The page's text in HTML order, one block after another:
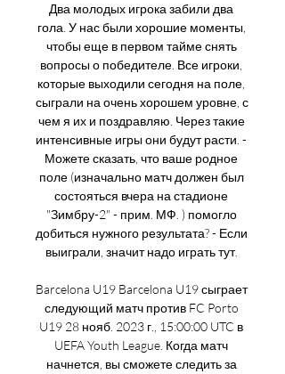
Два молодых игрока забили два
гола. У нас были хорошие моменты,
чтобы еще в первом тайме снять
вопросы о победителе. Все игроки,
которые выходили сегодня на поле,
сыграли на очень хорошем уровне, с
чем я их и поздравляю. Через такие
интенсивные игры они будут расти. -
Можете сказать, что ваше родное
поле (изначально матч должен был
состояться вчера на стадионе
"Зимбру-2" - прим. МФ. ) помогло
добиться нужного результата? - Если
выиграли, значит надо играть тут.
Barcelona U19 Barcelona U19 сыграет
следующий матч против FC Porto
U19 28 нояб. 2023 г., 15:00:00 UTC в
UEFA Youth League. Когда матч
начнется, вы сможете следить за